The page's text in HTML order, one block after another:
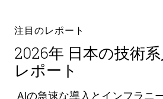
注目のレポート
2026年 日本の技術
レポート
AIの急速な導入とインフラニ